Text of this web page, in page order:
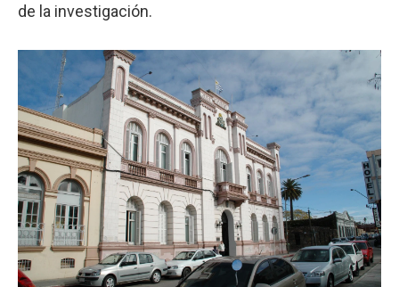
de la investigación.